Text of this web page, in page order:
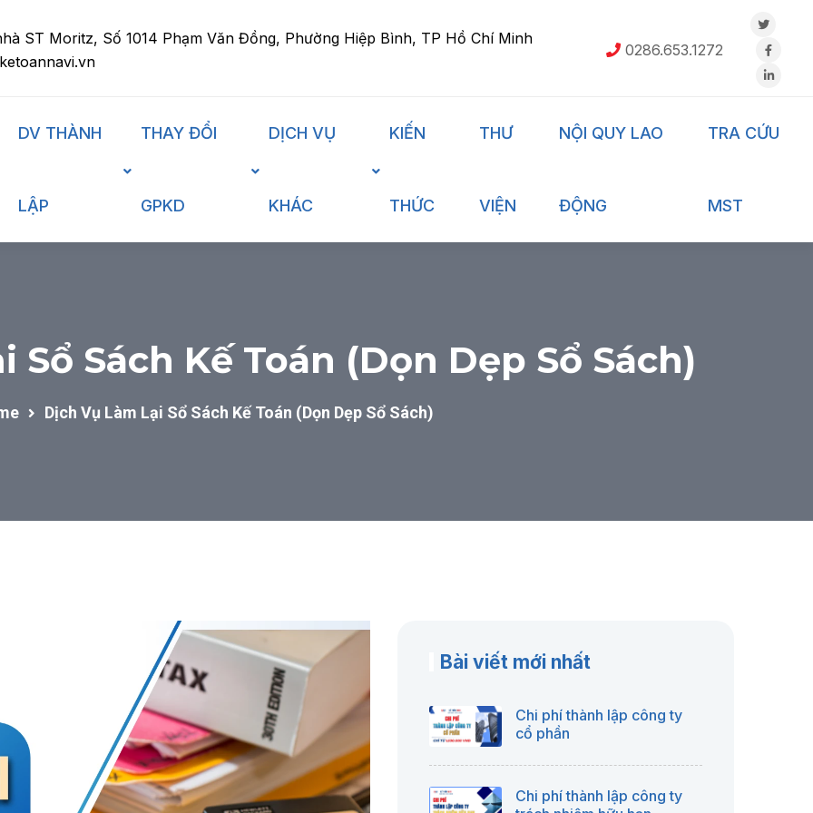
ST Moritz, Số 1014 Phạm Văn Đồng, Phường Hiệp Bình, TP Hồ Chí Minh
0286.653.1272
DV THÀNH
LẬP
THAY ĐỔI
GPKD
DỊCH VỤ
KHÁC
KIẾN
THỨC
THƯ
VIỆN
NỘI QUY LAO
ĐỘNG
TRA CỨU
MST
Sổ Sách Kế Toán (Dọn Dẹp Sổ Sách)
Dịch Vụ Làm Lại Sổ Sách Kế Toán (Dọn Dẹp Sổ Sách)
Bài viết mới nhất
Chi phí thành lập công ty
cổ phần
Chi phí thành lập công ty